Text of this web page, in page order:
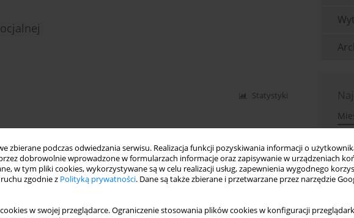
zbierane podczas odwiedzania serwisu. Realizacja funkcji pozyskiwania informacji o
dobrowolnie wprowadzone w formularzach informacje oraz zapisywanie w urządzeniach
w tym pliki cookies, wykorzystywane są w celu realizacji usług, zapewnienia wygodnego
zgodnie z Polityką prywatności. Dane są także zbierane i przetwarzane przez narzędzie
w swojej przeglądarce. Ograniczenie stosowania plików cookies w konfiguracji
Statystyki